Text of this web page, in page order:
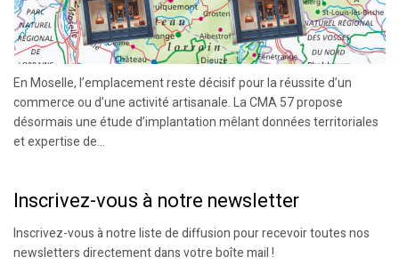
En Moselle, l’emplacement reste décisif pour la réussite d’un
commerce ou d’une activité artisanale. La CMA 57 propose
désormais une étude d’implantation mêlant données territoriales
et expertise de...
Inscrivez-vous à notre newsletter
Inscrivez-vous à notre liste de diffusion pour recevoir toutes nos
newsletters directement dans votre boîte mail !